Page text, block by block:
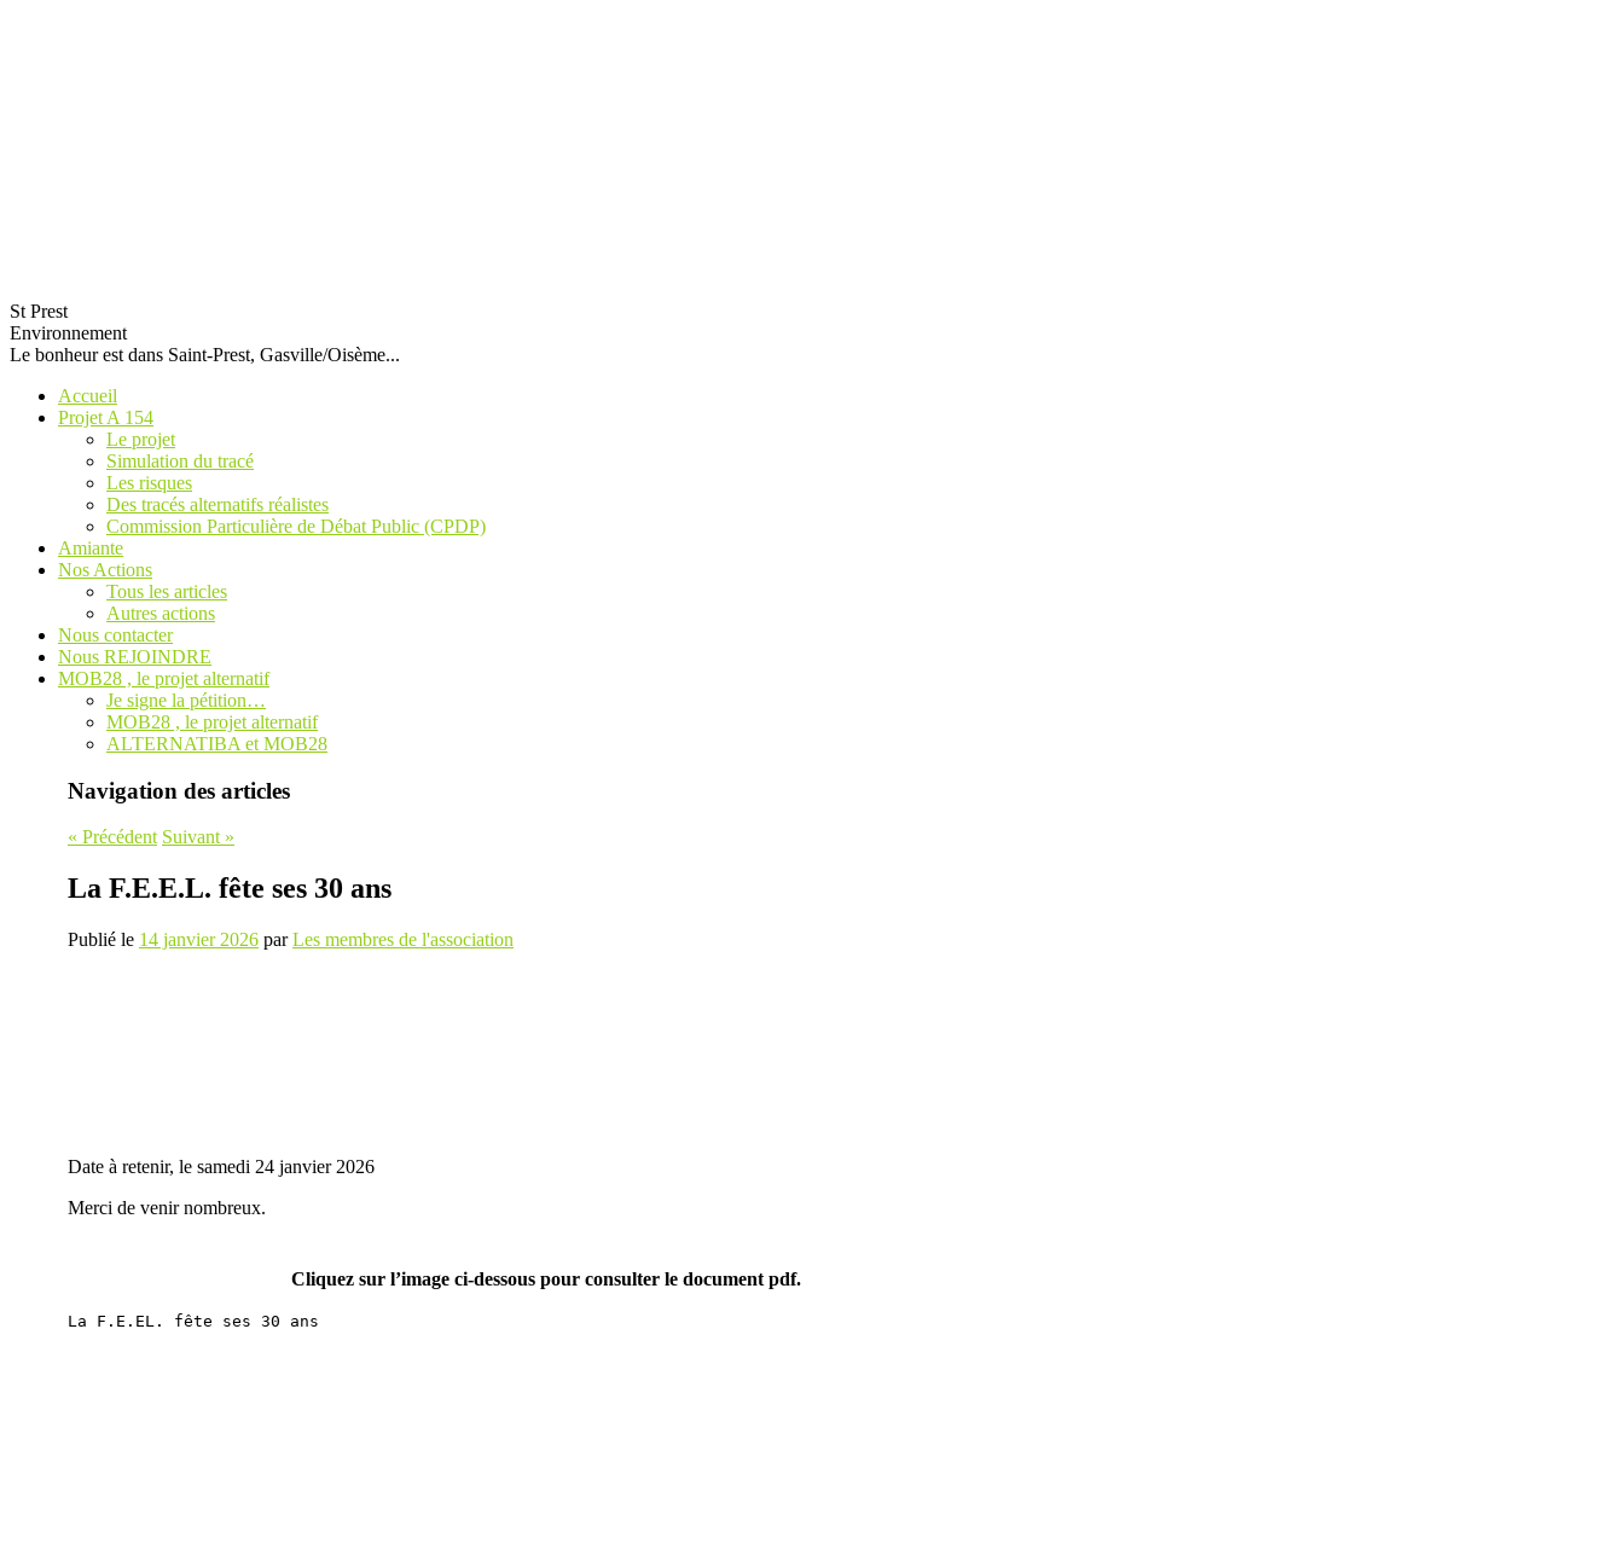
St Prest
Environnement
Le bonheur est dans Saint-Prest, Gasville/Oisème...
Accueil
Projet A 154
Le projet
Simulation du tracé
Les risques
Des tracés alternatifs réalistes
Commission Particulière de Débat Public (CPDP)
Amiante
Nos Actions
Tous les articles
Autres actions
Nous contacter
Nous REJOINDRE
MOB28 , le projet alternatif
Je signe la pétition…
MOB28 , le projet alternatif
ALTERNATIBA et MOB28
Navigation des articles
« Précédent Suivant »
La F.E.E.L. fête ses 30 ans
Publié le 14 janvier 2026 parLes membres de l'association
Date à retenir, le samedi 24 janvier 2026
Merci de venir nombreux.
Cliquez sur l’image ci-dessous pour consulter le document pdf.
La F.E.EL. fête ses 30 ans